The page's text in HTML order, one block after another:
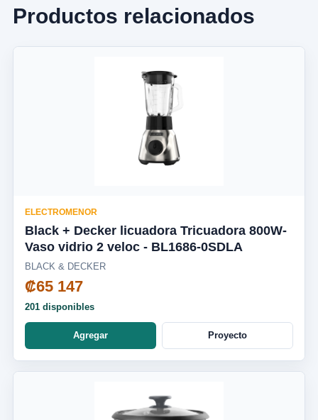
Productos relacionados
ELECTROMENOR
Black + Decker licuadora Tricuadora 800W-
Vaso vidrio 2 veloc - BL1686-0SDLA
BLACK & DECKER
₡65 147
201 disponibles
Agregar Proyecto